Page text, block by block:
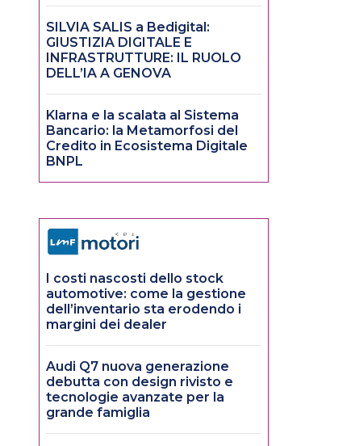
SILVIA SALIS a Bedigital:
GIUSTIZIA DIGITALE E
INFRASTRUTTURE: IL RUOLO
DELL’IA A GENOVA
Klarna e la scalata al Sistema
Bancario: la Metamorfosi del
Credito in Ecosistema Digitale
BNPL
I costi nascosti dello stock
automotive: come la gestione
dell’inventario sta erodendo i
margini dei dealer
Audi Q7 nuova generazione
debutta con design rivisto e
tecnologie avanzate per la
grande famiglia